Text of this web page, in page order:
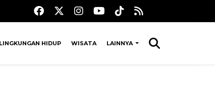
LINGKUNGAN HIDUP WISATA LAINNYA